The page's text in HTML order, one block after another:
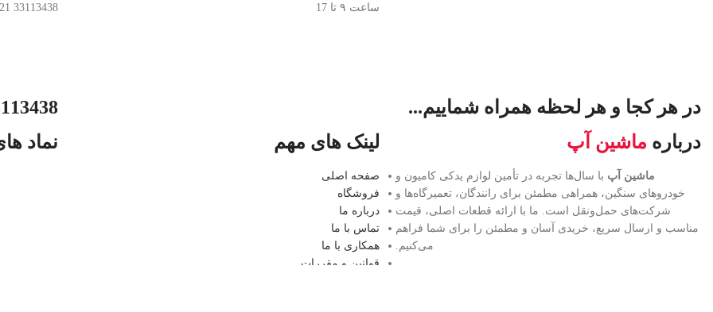
ساعت ۹ تا 17
33113438 021
در هر کجا و هر لحظه همراه شماییم...
021
درباره ماشین آپ
ماشین آپ با سال‌ها تجربه در تأمین لوازم یدکی کامیون و
خودروهای سنگین، همراهی مطمئن برای رانندگان، تعمیرگاه‌ها و
شرکت‌های حمل‌ونقل است. ما با ارائه قطعات اصلی، قیمت
مناسب و ارسال سریع، خریدی آسان و مطمئن را برای شما فراهم
می‌کنیم.
لینک های مهم
صفحه اصلی
فروشگاه
درباره ما
تماس با ما
همکاری با ما
قوانین و مقررات
نماد